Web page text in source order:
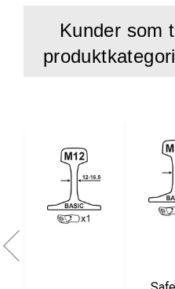
Kunder som